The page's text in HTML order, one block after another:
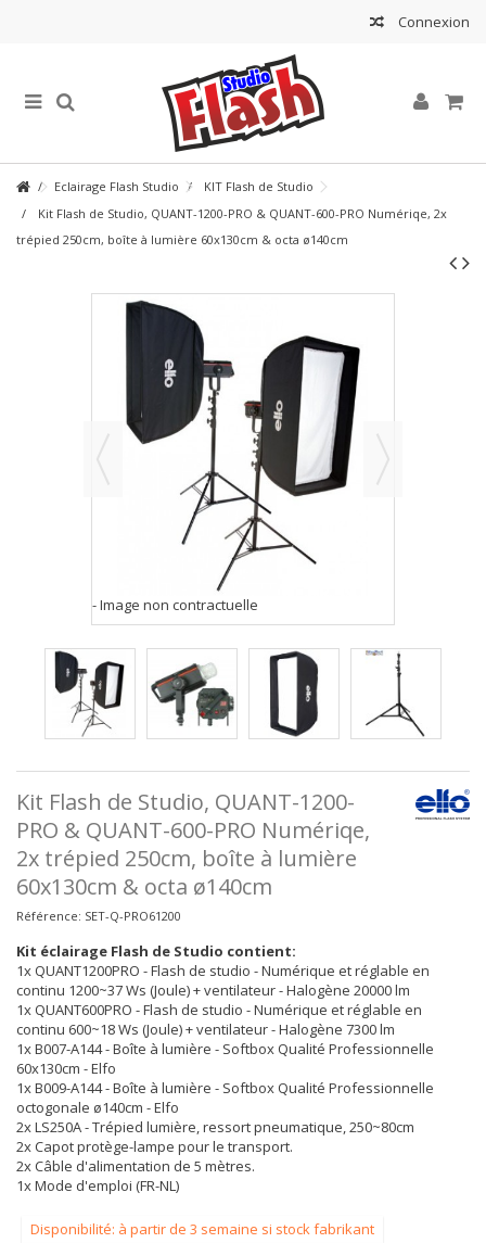
Connexion
Eclairage Flash Studio
KIT Flash de Studio
Kit Flash de Studio, QUANT-1200-PRO & QUANT-600-PRO Numériqe, 2x
trépied 250cm, boîte à lumière 60x130cm & octa ø140cm
- Image non contractuelle
Kit Flash de Studio, QUANT-1200-
PRO & QUANT-600-PRO Numériqe,
2x trépied 250cm, boîte à lumière
60x130cm & octa ø140cm
Référence: SET-Q-PRO61200
Kit éclairage Flash de Studio contient:
1x QUANT1200PRO - Flash de studio - Numérique et réglable en
continu 1200~37 Ws (Joule) + ventilateur - Halogène 20000 lm
1x QUANT600PRO - Flash de studio - Numérique et réglable en
continu 600~18 Ws (Joule) + ventilateur - Halogène 7300 lm
1x B007-A144 - Boîte à lumière - Softbox Qualité Professionnelle
60x130cm - Elfo
1x B009-A144 - Boîte à lumière - Softbox Qualité Professionnelle
octogonale ø140cm - Elfo
2x LS250A - Trépied lumière, ressort pneumatique, 250~80cm
2x Capot protège-lampe pour le transport.
2x Câble d'alimentation de 5 mètres.
1x Mode d'emploi (FR-NL)
Disponibilité: à partir de 3 semaine si stock fabrikant